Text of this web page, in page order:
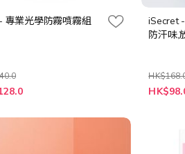
專業光學防霧噴霧組
iSecret
防汗味,
特
殊